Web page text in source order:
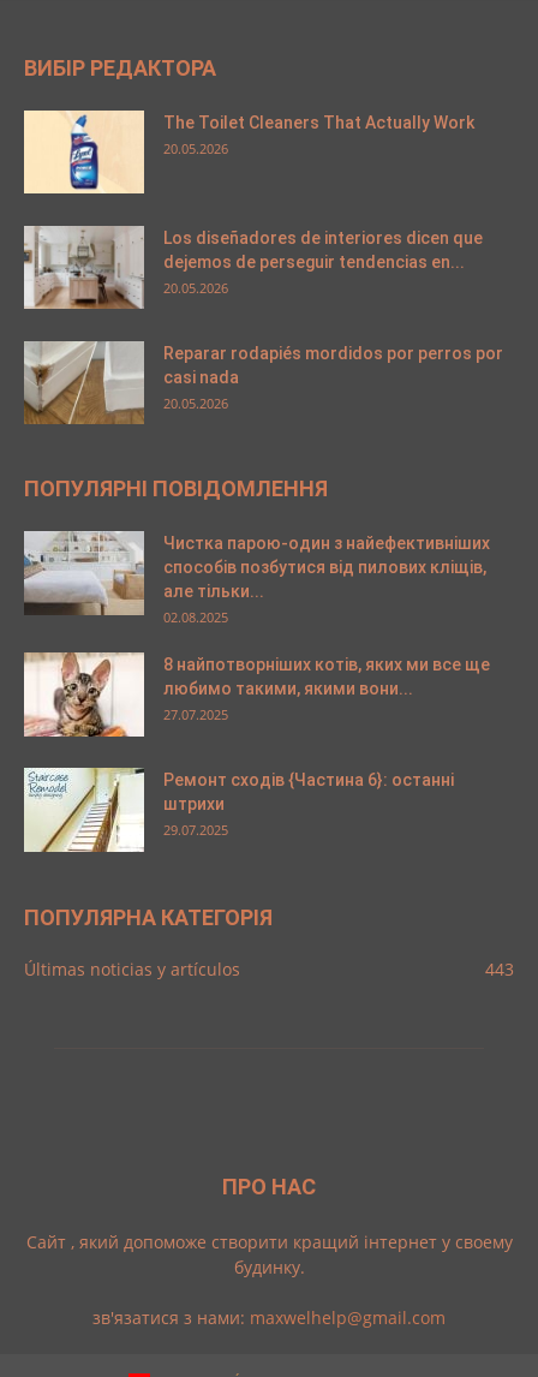
ВИБІР РЕДАКТОРА
The Toilet Cleaners That Actually Work
20.05.2026
Los diseñadores de interiores dicen que
dejemos de perseguir tendencias en...
20.05.2026
Reparar rodapiés mordidos por perros por
casi nada
20.05.2026
ПОПУЛЯРНІ ПОВІДОМЛЕННЯ
Чистка парою-один з найефективніших
способів позбутися від пилових кліщів,
але тільки...
02.08.2025
8 найпотворніших котів, яких ми все ще
любимо такими, якими вони...
27.07.2025
Ремонт сходів {Частина 6}: останні
штрихи
29.07.2025
ПОПУЛЯРНА КАТЕГОРІЯ
Últimas noticias y artículos 443
ПРО НАС
Cайт , який допоможе створити кращий інтернет у своему
будинку.
зв'язатися з нами: maxwelhelp@gmail.com